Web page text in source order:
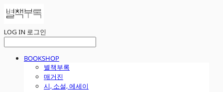
LOG IN 로그인
BOOKSHOP
별책부록
매거진
시, 소설, 에세이